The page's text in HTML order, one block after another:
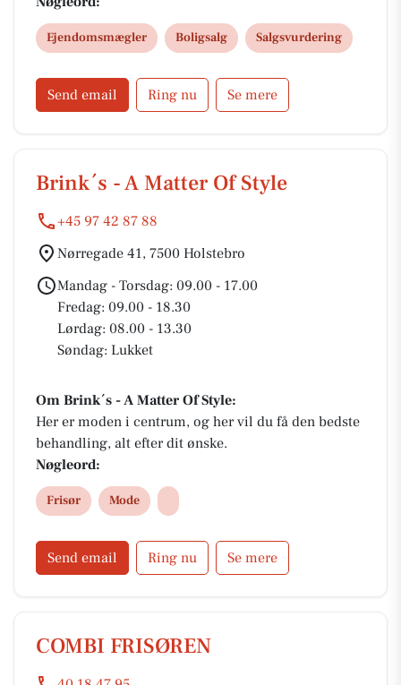
realistisk pris og en skræddersyet løsning til din
bolighandel.
Ejendomsmægler Boligsalg Salgsvurdering
Send email Ring nu Se mere
Brink´s - A Matter Of Style
+45 97 42 87 88
Nørregade 41, 7500 Holstebro
Mandag - Torsdag: 09.00 - 17.00
Fredag: 09.00 - 18.30
Lørdag: 08.00 - 13.30
Søndag: Lukket
Om Brink´s - A Matter Of Style:
Her er moden i centrum, og her vil du få den bedste
behandling, alt efter dit ønske.
Nøgleord:
Frisør Mode
Send email Ring nu Se mere
COMBI FRISØREN